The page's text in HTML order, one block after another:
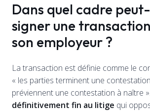
Dans quel cadre
signer une
son employeur ?
La transaction est définie comme le
« les parties terminent une
préviennent une contestation à naître ».
définitivement fin au litige qui